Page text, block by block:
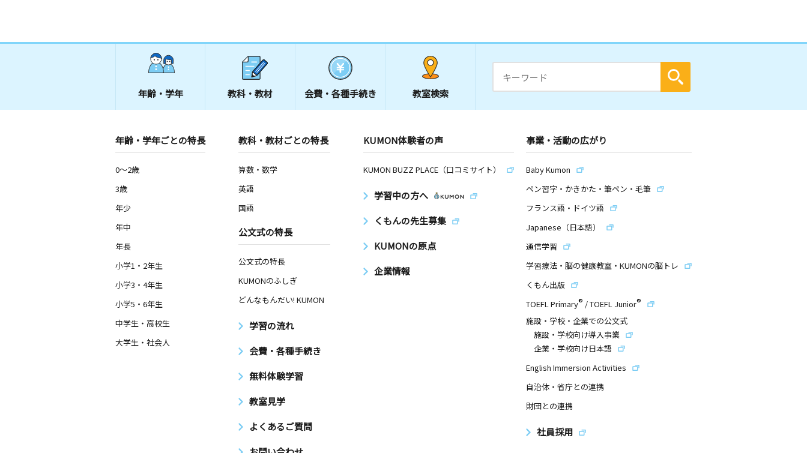
年齢・学年 教科・教材 会費・ 各種手続き 教室検索
年齢・学年ごとの特長
0～2歳
3歳
年少
年中
年長
小学1・2年生
小学3・4年生
小学5・6年生
中学生・高校生
大学生・社会人
教科・教材ごとの特長
算数・数学
英語
国語
公文式の特長
公文式の特長
KUMONのふしぎ
どんなもんだい! KUMON
学習の流れ
会費・各種手続き
無料体験学習
教室見学
よくあるご質問
KUMON体験者の声
KUMON BUZZ PLACE（口コミサイト）
学習中の方へ
くもんの先生募集
KUMONの原点
企業情報
事業・活動の広がり
Baby Kumon
ペン習字・かきかた・筆ペン・毛筆
フランス語・ドイツ語
Japanese（日本語）
通信学習
学習療法・脳の健康教室・KUMONの脳トレ
くもん出版
TOEFL Primary® /TOEFL Junior®
施設・学校・企業での公文式
施設・学校向け導入事業
企業・学校向け日本語
English Immersion Activities
自治体・省庁との連携
財団との連携
社員採用